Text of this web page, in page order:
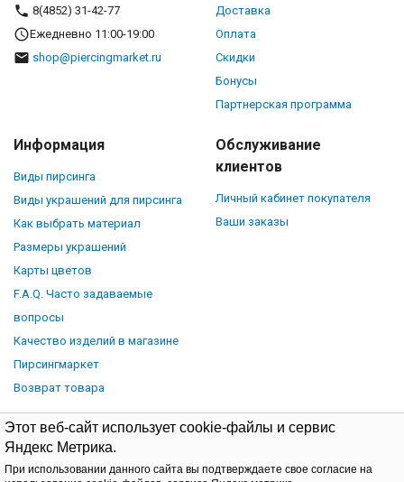
Этот веб-сайт использует cookie-файлы и сервис
Яндекс Метрика.
При использовании данного сайта вы подтверждаете свое согласие на
8(4852) 31-42-77
Ежедневно 11:00-19:00
shop@piercingmarket.ru
Доставка
Оплата
Скидки
Бонусы
Партнерская программа
Информация
Виды пирсинга
Виды украшений для пирсинга
Как выбрать материал
Размеры украшений
Карты цветов
F.A.Q. Часто задаваемые
вопросы
Качество изделий в магазине
Пирсингмаркет
Возврат товара
Обслуживание
клиентов
Личный кабинет покупателя
Ваши заказы
© Piercingmarket.ru, 2026.Политика обработки персональных